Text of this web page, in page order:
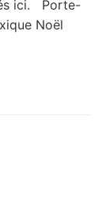
ici. Porte-
Noël